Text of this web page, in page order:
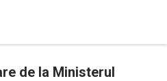
de la Ministerul